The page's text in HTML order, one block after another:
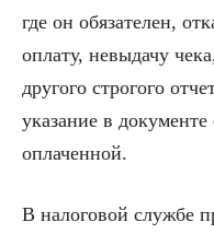
где он обязателен,
оплату, невыдачу
другого строгого
указание в
оплаченной.
В налоговой службе